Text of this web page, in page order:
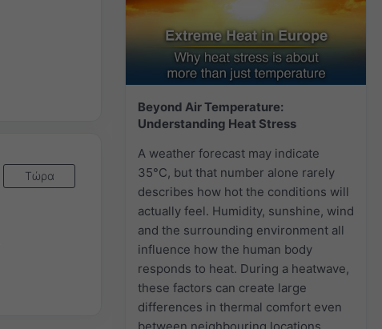
Beyond Air Temperature:
Understanding Heat Stress
A weather forecast may indicate
35°C, but that number alone rarely
describes how hot the conditions will
actually feel. Humidity, sunshine, wind
and the surrounding environment all
influence how the human body
responds to heat. During a heatwave,
these factors can create large
differences in thermal comfort even
between neighbouring locations.
Τώρα